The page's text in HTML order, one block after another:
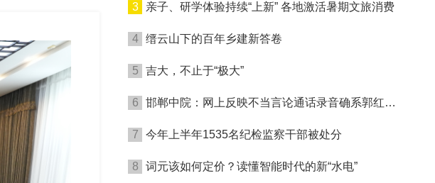
3
亲子、研学体验持续“上新” 各地激活暑期文旅消费
4 缙云山下的百年乡建新答卷
5 吉大，不止于“极大”
6
邯郸中院：网上反映不当言论通话录音确系郭红波
7
今年上半年1535名纪检监察干部被处分
8 词元该如何定价？读懂智能时代的新“水电”